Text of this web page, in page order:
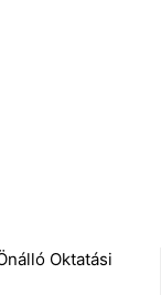
Oktatási